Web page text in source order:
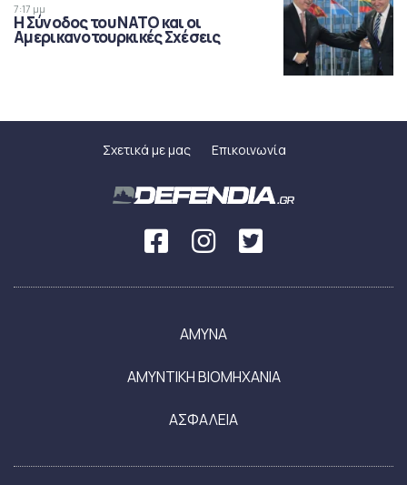
7:17 μμ
Η Σύνοδος του ΝΑΤΟ και οι
Αμερικανοτουρκικές Σχέσεις
Σχετικά με μας Επικοινωνία
ΑΜΥΝΑ
ΑΜΥΝΤΙΚΗ ΒΙΟΜΗΧΑΝΙΑ
ΑΣΦΑΛΕΙΑ